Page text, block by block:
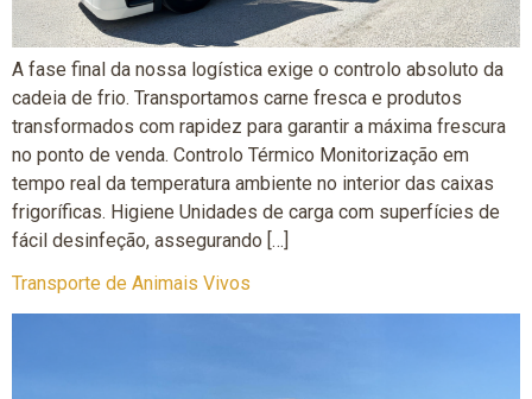
A fase final da nossa logística exige o controlo absoluto da
cadeia de frio. Transportamos carne fresca e produtos
transformados com rapidez para garantir a máxima frescura
no ponto de venda. Controlo Térmico Monitorização em
tempo real da temperatura ambiente no interior das caixas
frigoríficas. Higiene Unidades de carga com superfícies de
fácil desinfeção, assegurando […]
Transporte de Animais Vivos